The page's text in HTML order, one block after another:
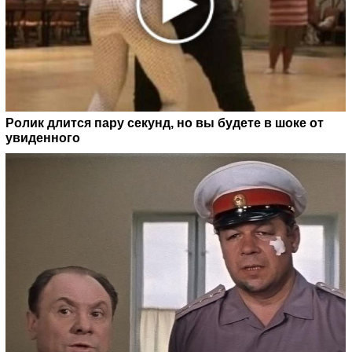
Ролик длится пару секунд, но вы будете в шоке от
увиденного